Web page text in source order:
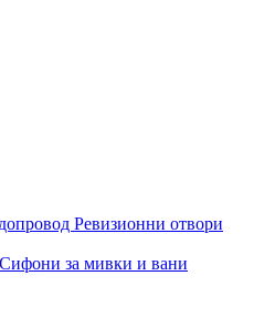
Ревизионни отвори
Сифони за мивки и вани